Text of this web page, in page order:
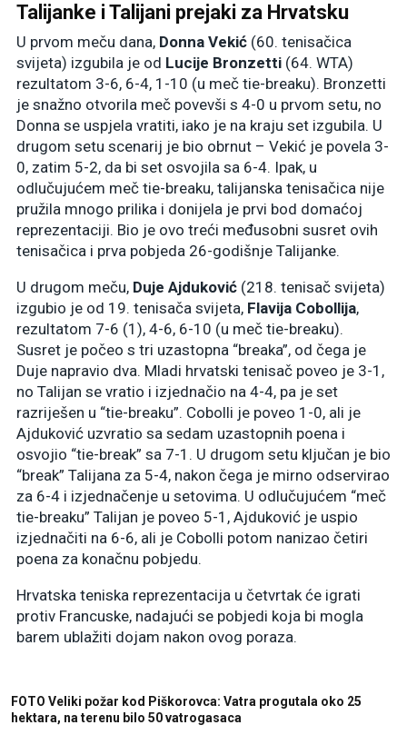
Talijanke i Talijani prejaki za Hrvatsku
U prvom meču dana, Donna Vekić (60. tenisačica
svijeta) izgubila je od Lucije Bronzetti (64. WTA)
rezultatom 3-6, 6-4, 1-10 (u meč tie-breaku). Bronzetti
je snažno otvorila meč povevši s 4-0 u prvom setu, no
Donna se uspjela vratiti, iako je na kraju set izgubila. U
drugom setu scenarij je bio obrnut – Vekić je povela 3-
0, zatim 5-2, da bi set osvojila sa 6-4. Ipak, u
odlučujućem meč tie-breaku, talijanska tenisačica nije
pružila mnogo prilika i donijela je prvi bod domaćoj
reprezentaciji. Bio je ovo treći međusobni susret ovih
tenisačica i prva pobjeda 26-godišnje Talijanke.
U drugom meču, Duje Ajduković (218. tenisač svijeta)
izgubio je od 19. tenisača svijeta, Flavija Cobollija,
rezultatom 7-6 (1), 4-6, 6-10 (u meč tie-breaku).
Susret je počeo s tri uzastopna “breaka”, od čega je
Duje napravio dva. Mladi hrvatski tenisač poveo je 3-1,
no Talijan se vratio i izjednačio na 4-4, pa je set
razriješen u “tie-breaku”. Cobolli je poveo 1-0, ali je
Ajduković uzvratio sa sedam uzastopnih poena i
osvojio “tie-break” sa 7-1. U drugom setu ključan je bio
“break” Talijana za 5-4, nakon čega je mirno odservirao
za 6-4 i izjednačenje u setovima. U odlučujućem “meč
tie-breaku” Talijan je poveo 5-1, Ajduković je uspio
izjednačiti na 6-6, ali je Cobolli potom nanizao četiri
poena za konačnu pobjedu.
Hrvatska teniska reprezentacija u četvrtak će igrati
protiv Francuske, nadajući se pobjedi koja bi mogla
barem ublažiti dojam nakon ovog poraza.
FOTO Veliki požar kod Piškorovca: Vatra progutala oko 25
hektara, na terenu bilo 50 vatrogasaca